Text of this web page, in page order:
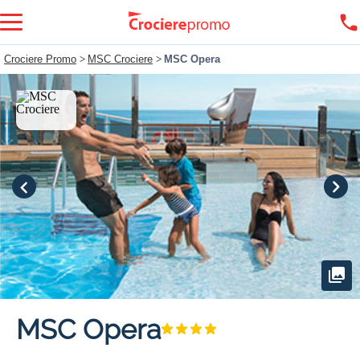
Crociere Promo > MSC Crociere > MSC Opera
MSC Opera